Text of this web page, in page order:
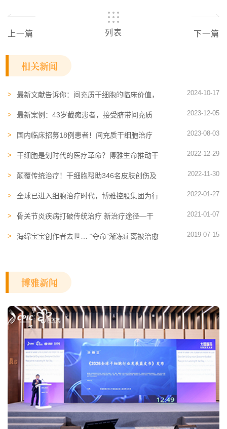
上一篇 列表 下一篇
相关新闻
最新文献告诉你：间充质干细胞的临床价值，
2024-10-17
最新案例：43岁截瘫患者，接受脐带间充质
2023-12-05
国内临床招募18例患者！间充质干细胞治疗
2023-08-03
干细胞是划时代的医疗革命？博雅生命推动干
2022-12-29
颠覆传统治疗！干细胞帮助346名皮肤创伤及
2022-11-30
全球已进入细胞治疗时代，博雅控股集团为行
2022-01-27
骨关节炎疾病打破传统治疗 新治疗途径—干
2021-01-07
海绵宝宝创作者去世… “夺命”渐冻症离被治愈
2019-07-15
博雅新闻